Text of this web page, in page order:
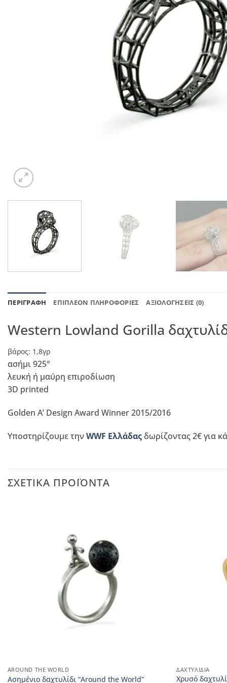
ΠΕΡΙΓΡΑΦΉ ΕΠΙΠΛΈΟΝ ΠΛΗΡΟΦΟΡΊΕΣ ΑΞΙΟΛΟΓΉΣΕΙΣ (0)
Western Lowland Gorilla
βάρος: 1,8γρ
ασήμι 925°
λευκή ή μαύρη επιροδίωση
3D printed
Golden A’ Design Award Winner 2015/2016
Υποστηρίζουμε τηνWWF Ελλάδας δωρίζοντας 2€ για
ΣΧΕΤΙΚΆ ΠΡΟΪΌΝΤΑ
AROUND THE WORLD
Ασημένιο δαχτυλίδι “Around the World”
ΔΑΧΤΥΛΊΔΙΑ
Χρυσό